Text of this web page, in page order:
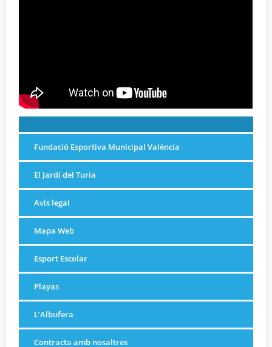
Fundació Esportiva Municipal València
El Jardí del Turia
Avís legal
Mapa Web
Esport Escolar
Playas
L’Albufera
Contracta amb nosaltres